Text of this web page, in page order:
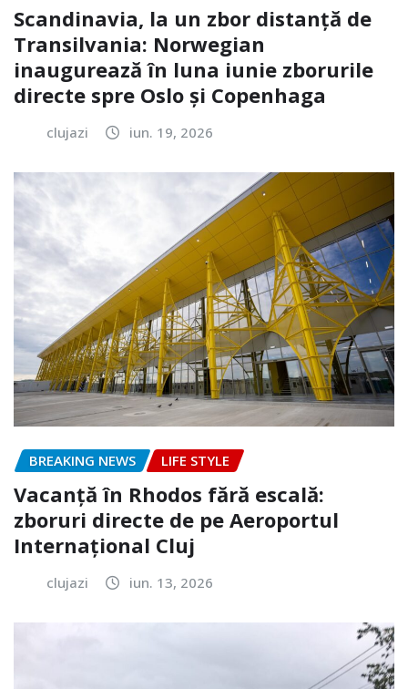
Scandinavia, la un zbor distanță de
Transilvania: Norwegian
inaugurează în luna iunie zborurile
directe spre Oslo și Copenhaga
clujazi iun. 19, 2026
BREAKING NEWS LIFE STYLE
Vacanță în Rhodos fără escală:
zboruri directe de pe Aeroportul
Internațional Cluj
clujazi iun. 13, 2026